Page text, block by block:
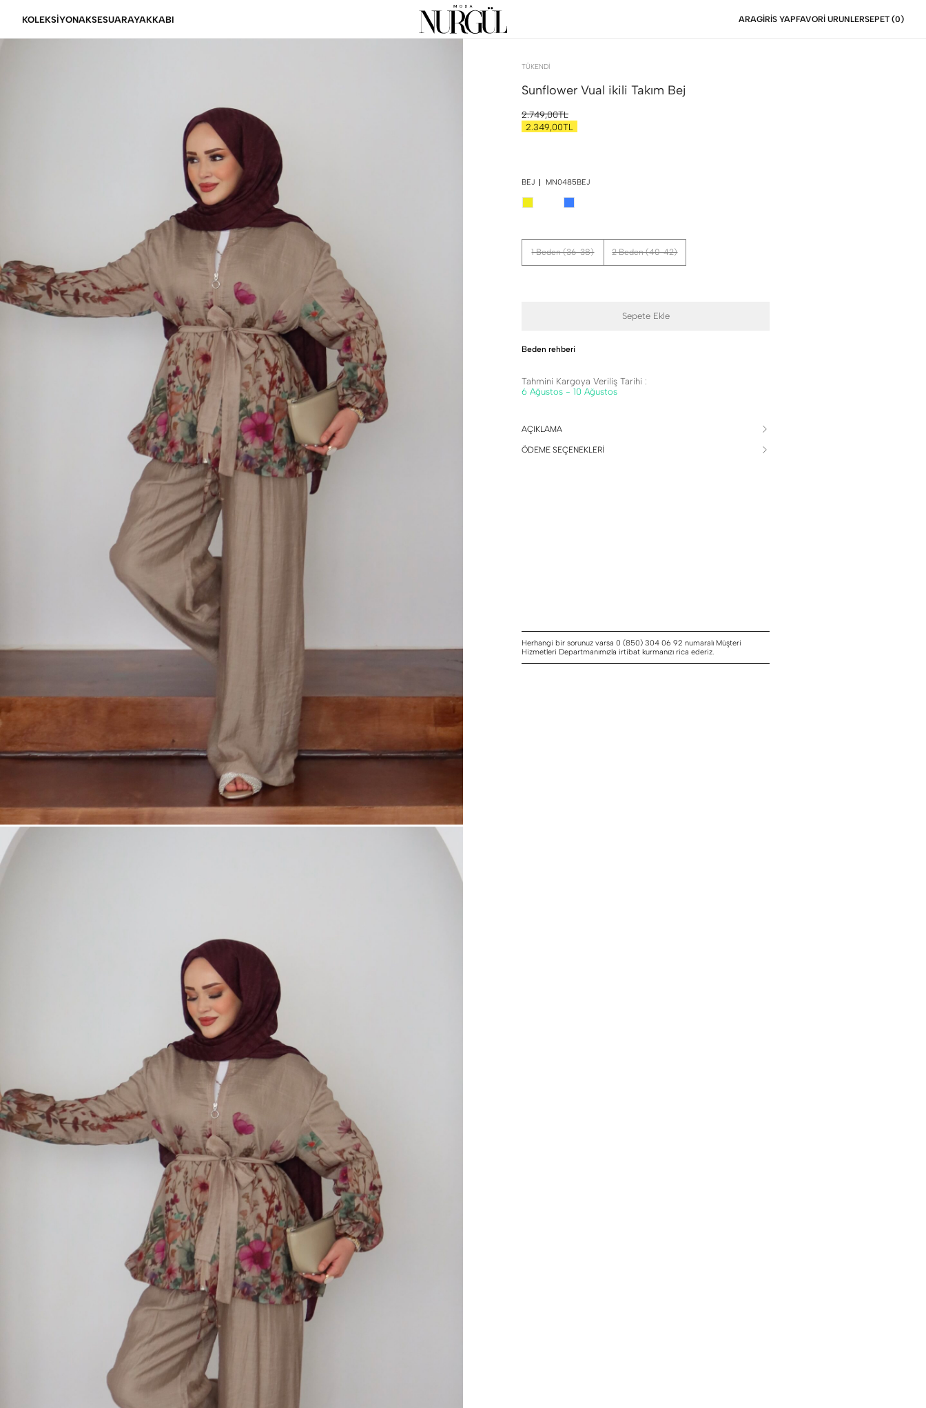
KOLEKSİYONAKSESUARAYAKKABI ARAGIRIS YAPFAVORI URUNLERSEPET (0)
TÜKENDI
Sunflower Vual ikili Takım Bej
2.749,00TL
2.349,00TL
BEJ MN0485BEJ
1 Beden (36-38) 2 Beden (40-42)
Sepete Ekle
Beden rehberi
Tahmini Kargoya Veriliş Tarihi :
6 Ağustos - 10 Ağustos
AÇIKLAMA
ÖDEME SEÇENEKLERİ
Herhangi bir sorunuz varsa 0 (850) 304 06 92 numaralı Müşteri
Hizmetleri Departmanımızla irtibat kurmanızı rica ederiz.